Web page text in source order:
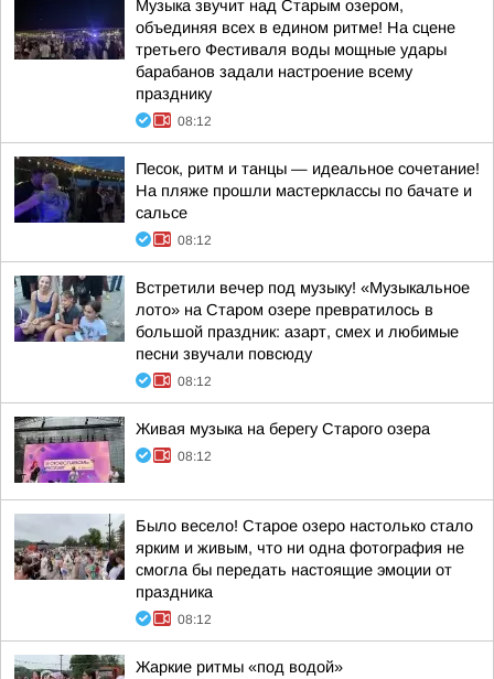
Музыка звучит над Старым озером,
объединяя всех в едином ритме! На сцене
третьего Фестиваля воды мощные удары
барабанов задали настроение всему
празднику
08:12
Песок, ритм и танцы — идеальное сочетание!
На пляже прошли мастерклассы по бачате и
сальсе
08:12
Встретили вечер под музыку! «Музыкальное
лото» на Старом озере превратилось в
большой праздник: азарт, смех и любимые
песни звучали повсюду
08:12
Живая музыка на берегу Старого озера
08:12
Было весело! Старое озеро настолько стало
ярким и живым, что ни одна фотография не
смогла бы передать настоящие эмоции от
праздника
08:12
Жаркие ритмы «под водой»